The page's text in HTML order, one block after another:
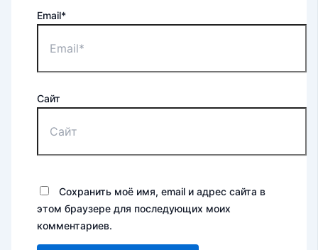
Email*
Сайт
Сохранить моё имя, email и адрес сайта в
этом браузере для последующих моих
комментариев.